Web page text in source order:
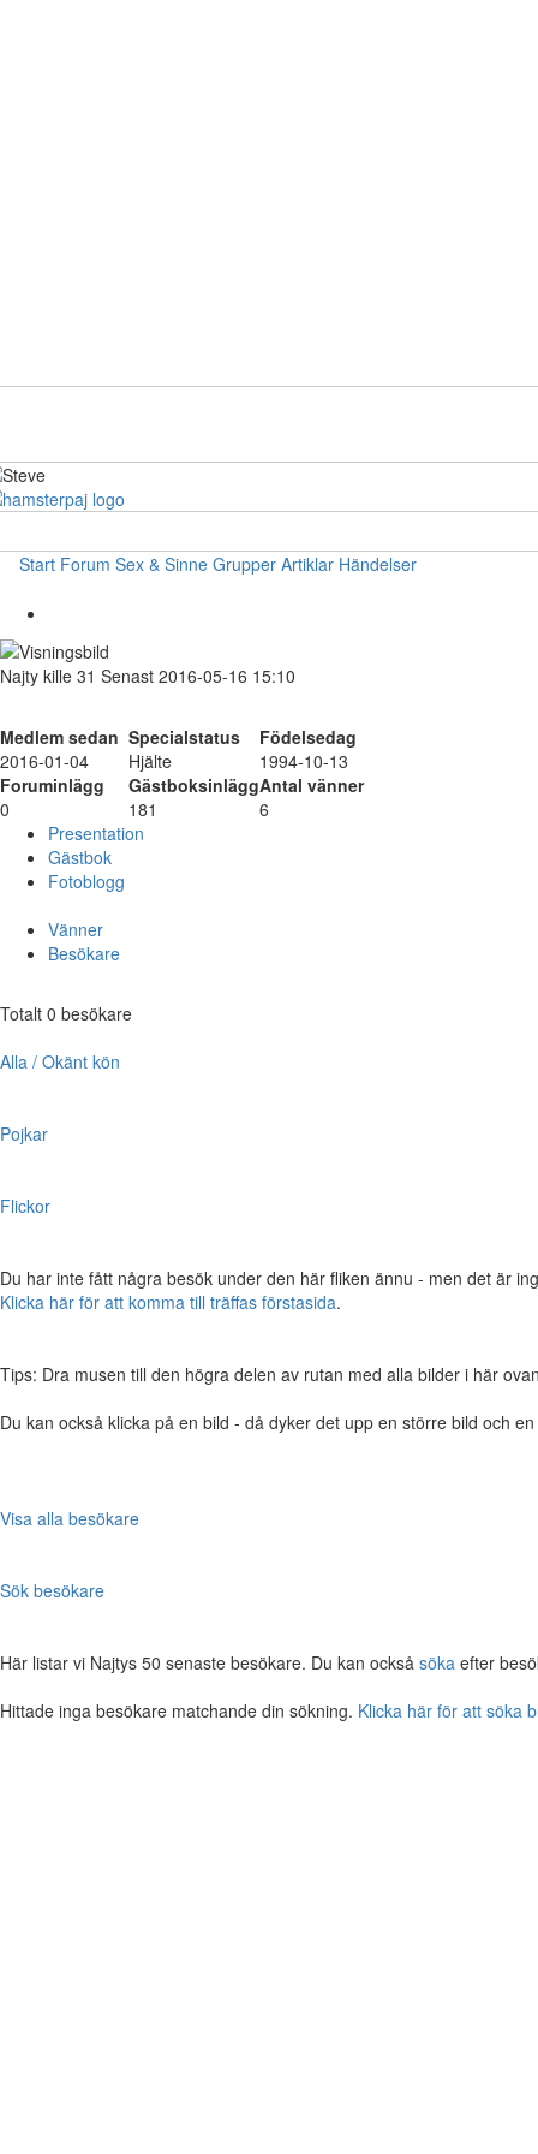
Start Forum Sex & Sinne Grupper Artiklar Händelser
Najty kille 31 Senast 2016-05-16 15:10
Medlem sedan Specialstatus
Födelsedag
2016-01-04
Hjälte
1994-10-13
Foruminlägg
GästboksinläggAntal vänner
0
181
6
Presentation
Gästbok
Fotoblogg
Vänner
Besökare
Totalt 0 besökare
Alla / Okänt kön
Pojkar
Flickor
Du har inte fått några besök under den här fliken ännu - men det är
Klicka här för att komma till träffas förstasida.
Tips: Dra musen till den högra delen av rutan med alla bilder i här
Du kan också klicka på en bild - då dyker det upp en större bild och
Visa alla besökare
Sök besökare
Här listar vi Najtys 50 senaste besökare. Du kan också söka efter
Hittade inga besökare matchande din sökning. Klicka här för att söka